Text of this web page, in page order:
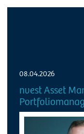
08.04.2026
nvest Asset